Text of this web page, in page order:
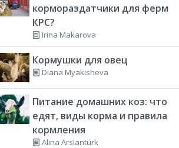
кормораздатчики для ферм
КРС?
Irina Makarova
Кормушки для овец
Diana Myakisheva
Питание домашних коз: что
едят, виды корма и правила
кормления
Alina Arslantürk